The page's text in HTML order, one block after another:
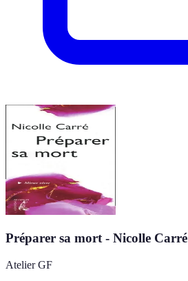
Préparer sa mort - Nicolle Carré
Atelier GF